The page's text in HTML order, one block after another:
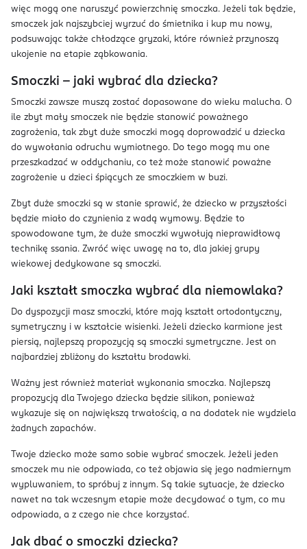
więc mogą one naruszyć powierzchnię smoczka. Jeżeli tak będzie,
smoczek jak najszybciej wyrzuć do śmietnika i kup mu nowy,
podsuwając także chłodzące gryzaki, które również przynoszą
ukojenie na etapie ząbkowania.
Smoczki – jaki wybrać dla dziecka?
Smoczki zawsze muszą zostać dopasowane do wieku malucha. O
ile zbyt mały smoczek nie będzie stanowić poważnego
zagrożenia, tak zbyt duże smoczki mogą doprowadzić u dziecka
do wywołania odruchu wymiotnego. Do tego mogą mu one
przeszkadzać w oddychaniu, co też może stanowić poważne
zagrożenie u dzieci śpiących ze smoczkiem w buzi.
Zbyt duże smoczki są w stanie sprawić, że dziecko w przyszłości
będzie miało do czynienia z wadą wymowy. Będzie to
spowodowane tym, że duże smoczki wywołują nieprawidłową
technikę ssania. Zwróć więc uwagę na to, dla jakiej grupy
wiekowej dedykowane są smoczki.
Jaki kształt smoczka wybrać dla niemowlaka?
Do dyspozycji masz smoczki, które mają kształt ortodontyczny,
symetryczny i w kształcie wisienki. Jeżeli dziecko karmione jest
piersią, najlepszą propozycją są smoczki symetryczne. Jest on
najbardziej zbliżony do kształtu brodawki.
Ważny jest również materiał wykonania smoczka. Najlepszą
propozycją dla Twojego dziecka będzie silikon, ponieważ
wykazuje się on największą trwałością, a na dodatek nie wydziela
żadnych zapachów.
Twoje dziecko może samo sobie wybrać smoczek. Jeżeli jeden
smoczek mu nie odpowiada, co też objawia się jego nadmiernym
wypluwaniem, to spróbuj z innym. Są takie sytuacje, że dziecko
nawet na tak wczesnym etapie może decydować o tym, co mu
odpowiada, a z czego nie chce korzystać.
Jak dbać o smoczki dziecka?